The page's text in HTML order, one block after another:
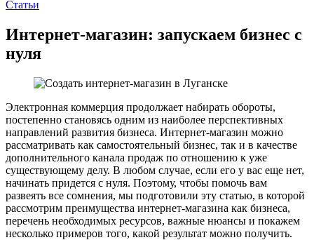
Статьи
Интернет-магазин: запускаем бизнес с
нуля
Электронная коммерция продолжает набирать обороты,
постепенно становясь одним из наиболее перспективных
направлений развития бизнеса. Интернет-магазин можно
рассматривать как самостоятельный бизнес, так и в качестве
дополнительного канала продаж по отношению к уже
существующему делу. В любом случае, если его у вас еще нет,
начинать придется с нуля. Поэтому, чтобы помочь вам
развеять все сомнения, мы подготовили эту статью, в которой
рассмотрим преимущества интернет-магазина как бизнеса,
перечень необходимых ресурсов, важные нюансы и покажем
несколько примеров того, какой результат можно получить.